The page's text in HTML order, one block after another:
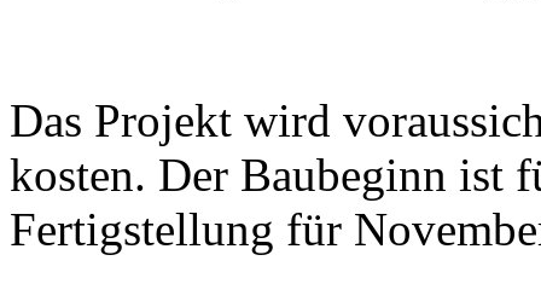
Das Projekt wird
kosten. Der Baubeginn ist
Fertigstellung für